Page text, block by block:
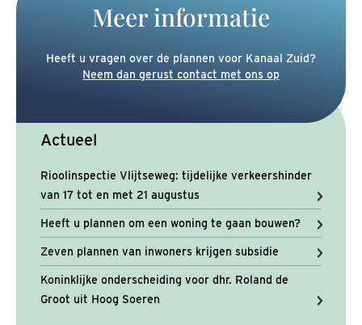
Meer informatie
Heeft u vragen over de plannen voor Kanaal Zuid?
Neem dan gerust contact met ons op
Actueel
Rioolinspectie Vlijtseweg: tijdelijke verkeershinder
van 17 tot en met 21 augustus
Heeft u plannen om een woning te gaan bouwen?
Zeven plannen van inwoners krijgen subsidie
Koninklijke onderscheiding voor dhr. Roland de
Groot uit Hoog Soeren